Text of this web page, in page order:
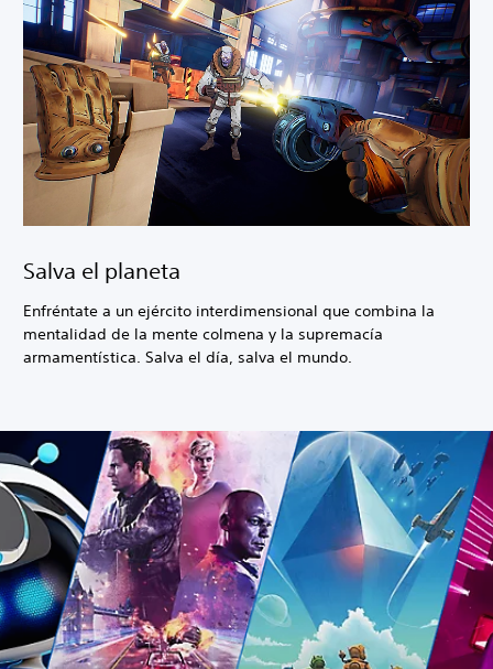
Salva el planeta
Enfréntate a un ejército interdimensional que combina la
mentalidad de la mente colmena y la supremacía
armamentística. Salva el día, salva el mundo.